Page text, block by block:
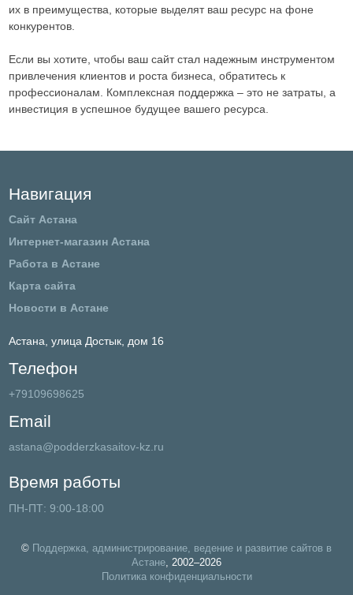
их в преимущества, которые выделят ваш ресурс на фоне
конкурентов.
Если вы хотите, чтобы ваш сайт стал надежным инструментом
привлечения клиентов и роста бизнеса, обратитесь к
профессионалам. Комплексная поддержка – это не затраты, а
инвестиция в успешное будущее вашего ресурса.
Навигация
Сайт Астана
Интернет-магазин Астана
Работа в Астане
Карта сайта
Новости в Астане
Астана, улица Достык, дом 16
Телефон
+79109698625
Email
astana@podderzkasaitov-kz.ru
Время работы
ПН-ПТ: 9:00-18:00
©
Поддержка, администрирование, ведение и развитие сайтов в
Астане, 2002–2026
Политика конфиденциальности